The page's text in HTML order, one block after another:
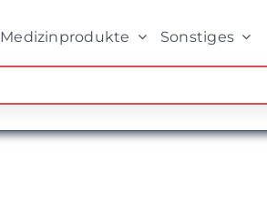
Medizinprodukte Sonstiges